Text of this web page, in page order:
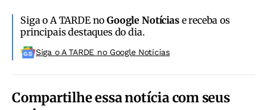
Siga o A TARDE noGoogle Notíciase receba os
principais destaques do dia.
Siga o A TARDE no Google Noticias
Compartilhe essa notícia com seus